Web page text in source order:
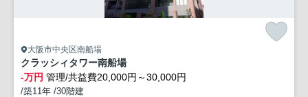
大阪市中央区南船場
クラッシィタワー南船場
-万円 管理/共益費20,000円～30,000円
/築11年 /30階建